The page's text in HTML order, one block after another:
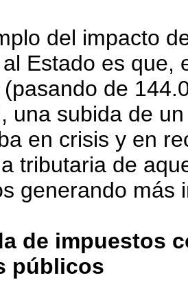
del impacto
Estado es que,
de
una subida de
en crisis y en
tributaria de
generando más
de impuestos
públicos